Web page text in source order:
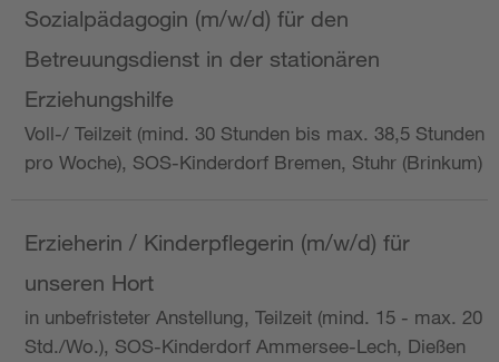
Sozialpädagogin (m/w/d) für den
Betreuungsdienst in der stationären
Erziehungshilfe
Voll-/ Teilzeit (mind. 30 Stunden bis max. 38,5 Stunden
pro Woche), SOS-Kinderdorf Bremen, Stuhr (Brinkum)
Erzieherin / Kinderpflegerin (m/w/d) für
unseren Hort
in unbefristeter Anstellung, Teilzeit (mind. 15 - max. 20
Std./Wo.), SOS-Kinderdorf Ammersee-Lech, Dießen